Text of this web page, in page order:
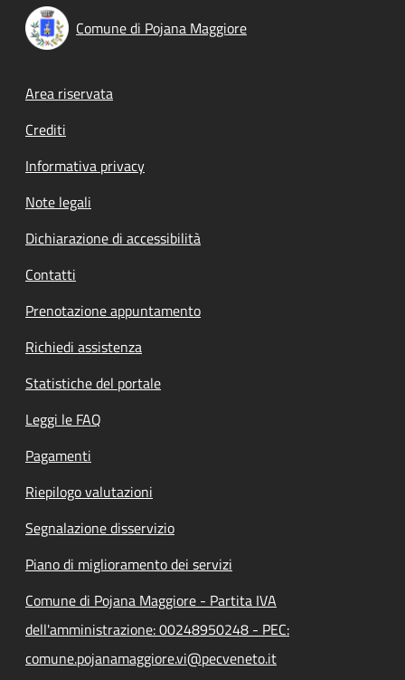
Comune di Pojana Maggiore
Footer menu
Area riservata
Crediti
Informativa privacy
Note legali
Dichiarazione di accessibilità
Contatti
Prenotazione appuntamento
Richiedi assistenza
Statistiche del portale
Leggi le FAQ
Pagamenti
Riepilogo valutazioni
Segnalazione disservizio
Piano di miglioramento dei servizi
Comune di Pojana Maggiore - Partita IVA
dell'amministrazione: 00248950248 - PEC:
comune.pojanamaggiore.vi@pecveneto.it